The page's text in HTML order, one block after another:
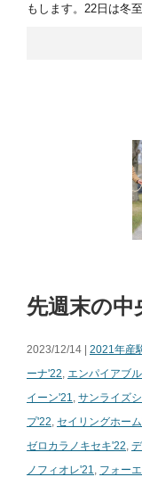
もします。22日は冬
先週末の中
2023/12/14 | 2021年産
ーナ'22, エンパイアブ
イーン'21, サンライズ
プ'22, セイリングホー
ゼロカラノキセキ'22,
ノフィオレ'21, フォー